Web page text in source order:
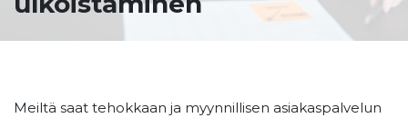
Meiltä saat tehokkaan ja myynnillisen asiakaspalvelun